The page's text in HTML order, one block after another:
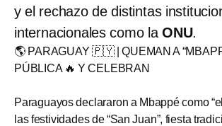
y el rechazo de distintas
internacionales como laONU.
🌎 PARAGUAY 🇵🇾 | QUEMAN A
PÚBLICA 🔥 Y CELEBRAN
Paraguayos declararon a Mbappé como
las festividades de “San Juan”, fiesta